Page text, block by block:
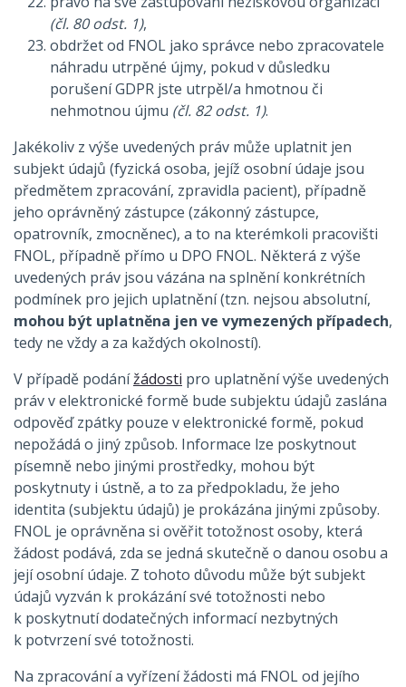
(čl. 80 odst. 1),
obdržet od FNOL jako správce nebo zpracovatele
náhradu utrpěné újmy, pokud v důsledku
porušení GDPR jste utrpěl/a hmotnou či
nehmotnou újmu (čl. 82 odst. 1).
Jakékoliv z výše uvedených práv může uplatnit jen
subjekt údajů (fyzická osoba, jejíž osobní údaje jsou
předmětem zpracování, zpravidla pacient), případně
jeho oprávněný zástupce (zákonný zástupce,
opatrovník, zmocněnec), a to na kterémkoli pracovišti
FNOL, případně přímo u DPO FNOL. Některá z výše
uvedených práv jsou vázána na splnění konkrétních
podmínek pro jejich uplatnění (tzn. nejsou absolutní,
mohou být uplatněna jen ve vymezených případech,
tedy ne vždy a za každých okolností).
V případě podánížádosti pro uplatnění výše uvedených
práv v elektronické formě bude subjektu údajů zaslána
odpověď zpátky pouze v elektronické formě, pokud
nepožádá o jiný způsob. Informace lze poskytnout
písemně nebo jinými prostředky, mohou být
poskytnuty i ústně, a to za předpokladu, že jeho
identita (subjektu údajů) je prokázána jinými způsoby.
FNOL je oprávněna si ověřit totožnost osoby, která
žádost podává, zda se jedná skutečně o danou osobu a
její osobní údaje. Z tohoto důvodu může být subjekt
údajů vyzván k prokázání své totožnosti nebo
k poskytnutí dodatečných informací nezbytných
k potvrzení své totožnosti.
Na zpracování a vyřízení žádosti má FNOL od jejího